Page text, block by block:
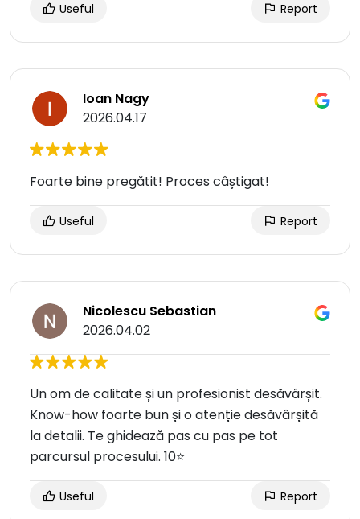
Useful Report
Ioan Nagy
2026.04.17
Foarte bine pregătit! Proces câștigat!
Useful Report
Nicolescu Sebastian
2026.04.02
Un om de calitate și un profesionist desăvârșit.
Know-how foarte bun și o atenție desăvârșită
la detalii. Te ghidează pas cu pas pe tot
parcursul procesului. 10⭐
Useful Report